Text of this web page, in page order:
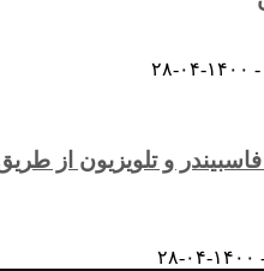
- ۱۴۰۰-۰۴-۲۸
فاسبیندر و تلویزیون از
۱۴۰۰-۰۴-۲۸